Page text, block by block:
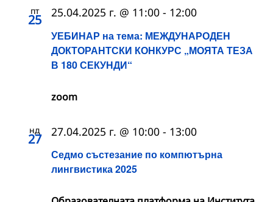
пт
25
УЕБИНАР на тема: МЕЖДУНАРОДЕН
ДОКТОРАНТСКИ КОНКУРС „МОЯТА ТЕЗА
В 180 СЕКУНДИ“
25.04.2025 г. @ 11:00 - 12:00
zoom
нд
27
Седмо състезание по компютърна
лингвистика 2025
27.04.2025 г. @ 10:00 - 13:00